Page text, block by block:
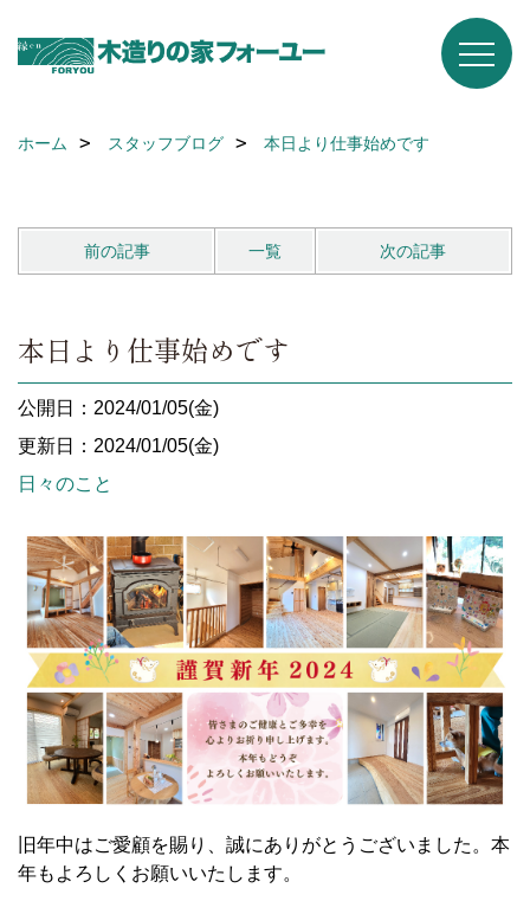
ホーム スタッフブログ 本日より仕事始めです
前の記事 一覧 次の記事
本日より仕事始めです
公開日：2024/01/05(金)
更新日：2024/01/05(金)
日々のこと
旧年中はご愛顧を賜り、誠にありがとうございました。本
年もよろしくお願いいたします。